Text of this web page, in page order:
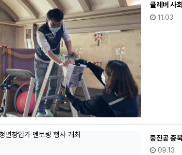
클레버 사
등록일
11.03
중진공 충
등록일
09.13